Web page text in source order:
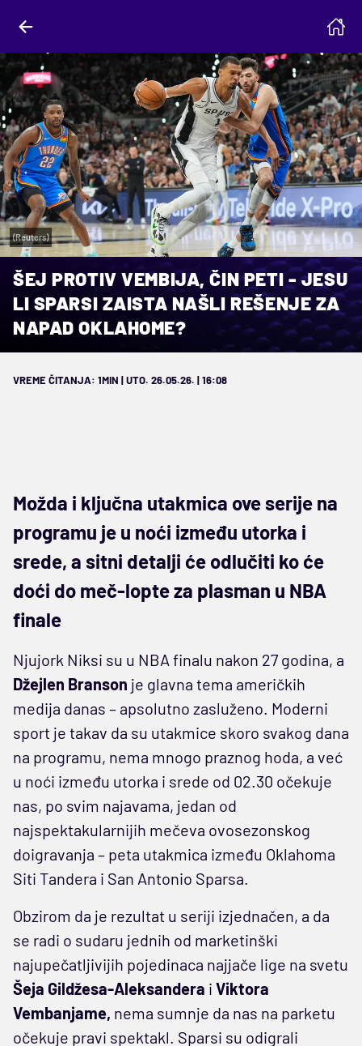
(Reuters)
ŠEJ PROTIV VEMBIJA, ČIN PETI - JESU
LI SPARSI ZAISTA NAŠLI REŠENJE ZA
NAPAD OKLAHOME?
VREME ČITANJA: 1MIN | UTO. 26.05.26. | 16:08
Možda i ključna utakmica ove serije na
programu je u noći između utorka i
srede, a sitni detalji će odlučiti ko će
doći do meč-lopte za plasman u NBA
finale
Njujork Niksi su u NBA finalu nakon 27 godina, a
Džejlen Branson je glavna tema američkih
medija danas – apsolutno zasluženo. Moderni
sport je takav da su utakmice skoro svakog dana
na programu, nema mnogo praznog hoda, a već
u noći između utorka i srede od 02.30 očekuje
nas, po svim najavama, jedan od
najspektakularnijih mečeva ovosezonskog
doigravanja – peta utakmica između Oklahoma
Siti Tandera i San Antonio Sparsa.
Obzirom da je rezultat u seriji izjednačen, a da
se radi o sudaru jednih od marketinški
najupečatljivijih pojedinaca najjače lige na svetu
Šeja Gildžesa-Aleksandera i Viktora
Vembanjame, nema sumnje da nas na parketu
očekuje pravi spektakl. Sparsi su odigrali